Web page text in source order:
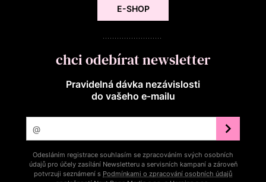
E-SHOP
chci odebírat newsletter
Pravidelná dávka nezávislosti
do vašeho e‑mailu
Odesláním registrace souhlasím se zpracováním svých osobních
údajů pro účely zasílání Newsletteru a servisních kampaní a zároveň
potvrzuji seznámení s Podmínkami o zpracování osobních údajů